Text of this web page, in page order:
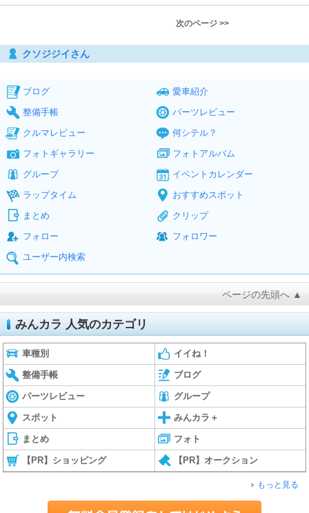
次のページ >>
クソジジイさん
ブログ
愛車紹介
整備手帳
パーツレビュー
クルマレビュー
何シテル？
フォトギャラリー
フォトアルバム
グループ
イベントカレンダー
ラップタイム
おすすめスポット
まとめ
クリップ
フォロー
フォロワー
ユーザー内検索
ページの先頭へ ▲
みんカラ 人気のカテゴリ
車種別 イイね！
整備手帳 ブログ
パーツレビュー グループ
スポット みんカラ＋
まとめ フォト
【PR】ショッピング 【PR】オークション
もっと見る